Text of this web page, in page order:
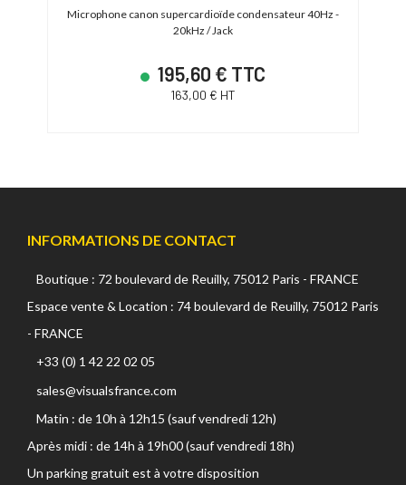
Microphone canon supercardioïde condensateur 40Hz -
20kHz / Jack
195,60 € TTC
163,00 € HT
INFORMATIONS DE CONTACT
Boutique : 72 boulevard de Reuilly, 75012 Paris - FRANCE
Espace vente & Location : 74 boulevard de Reuilly, 75012 Paris
- FRANCE
+33 (0) 1 42 22 02 05
sales@visualsfrance.com
Matin : de 10h à 12h15 (sauf vendredi 12h)
Après midi : de 14h à 19h00 (sauf vendredi 18h)
Un parking gratuit est à votre disposition